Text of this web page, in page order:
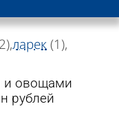
ларек(1)
и овощами
рублей